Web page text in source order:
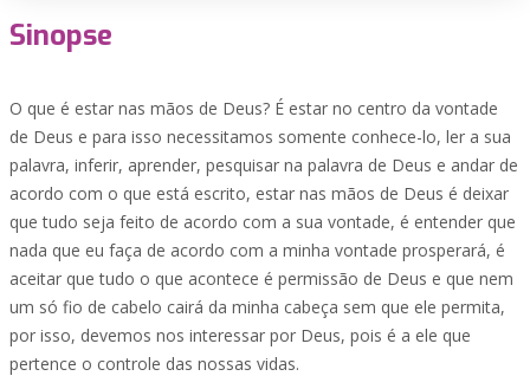
Sinopse
O que é estar nas mãos de Deus? É estar no centro da vontade
de Deus e para isso necessitamos somente conhece-lo, ler a sua
palavra, inferir, aprender, pesquisar na palavra de Deus e andar de
acordo com o que está escrito, estar nas mãos de Deus é deixar
que tudo seja feito de acordo com a sua vontade, é entender que
nada que eu faça de acordo com a minha vontade prosperará, é
aceitar que tudo o que acontece é permissão de Deus e que nem
um só fio de cabelo cairá da minha cabeça sem que ele permita,
por isso, devemos nos interessar por Deus, pois é a ele que
pertence o controle das nossas vidas.